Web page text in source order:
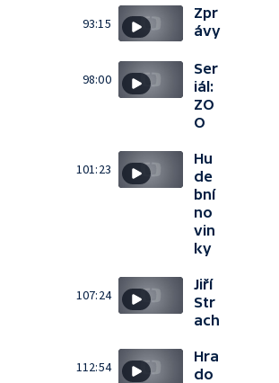
93:15
Zpr
ávy
98:00
Ser
iál:
ZO
O
101:23
Hu
de
bní
no
vin
ky
107:24
Jiří
Str
ach
112:54
Hra
do